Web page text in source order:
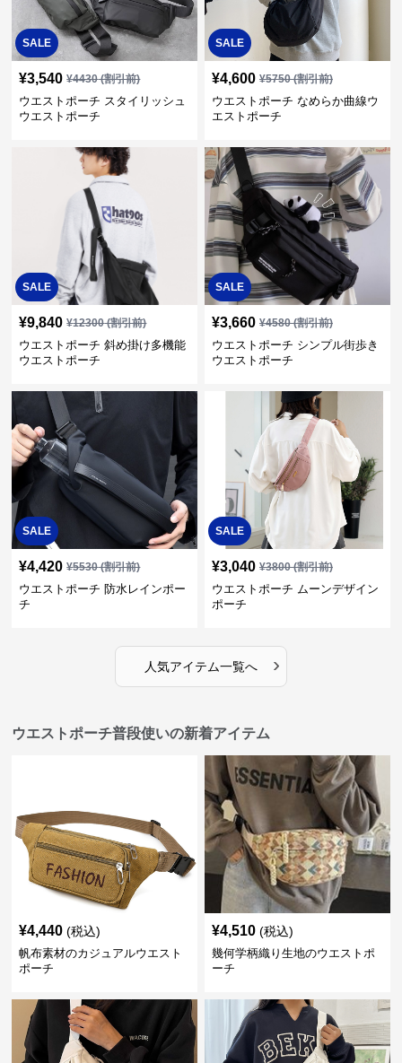
SALE
¥3,540 ¥4430(割引前)
ウエストポーチ スタイリッシュ
ウエストポーチ
SALE
¥4,600 ¥5750(割引前)
ウエストポーチ なめらか曲線ウ
エストポーチ
SALE
¥9,840 ¥12300(割引前)
ウエストポーチ 斜め掛け多機能
ウエストポーチ
SALE
¥3,660 ¥4580(割引前)
ウエストポーチ シンプル街歩き
ウエストポーチ
SALE
¥4,420 ¥5530(割引前)
ウエストポーチ 防水レインポー
チ
SALE
¥3,040 ¥3800(割引前)
ウエストポーチ ムーンデザイン
ポーチ
人気アイテム一覧へ ›
ウエストポーチ普段使いの新着アイテム
¥4,440 (税込)
帆布素材のカジュアルウエスト
ポーチ
¥4,510 (税込)
幾何学柄織り生地のウエストポ
ーチ